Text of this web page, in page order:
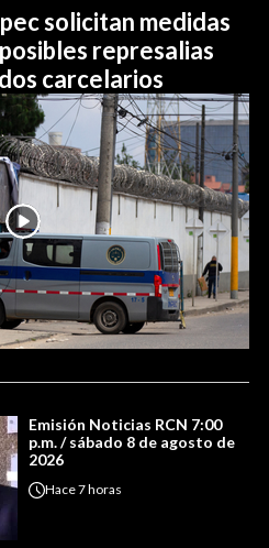
solicitan medidas
represalias
carcelarios
Emisión Noticias RCN 7:00
p.m. / sábado 8 de agosto de
2026
Hace7 horas